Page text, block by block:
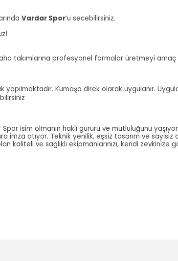
Vardar Spor’u secebilirsiniz.
takımlarına profesyonel formalar üretmeyi
yapılmaktadır. Kumaşa direk olarak uygulanır.
isim olmanın haklı gururu ve mutluluğunu
atıyor. Teknik yenilik, eşsiz tasarım ve sayısız
ve sağlıklı ekipmanlarınızı, kendi